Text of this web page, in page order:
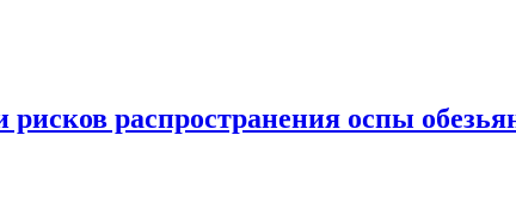
рисков распространения оспы